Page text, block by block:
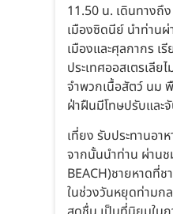
11.50 น. เดินทาง
เมืองซิดนีย์ นำท่าน
เมืองและศุลกากร เ
ประเทศออสเตรเลีย
จำพวกเนื้อสัตว์ นม
ฝ่าฝืนมีโทษปรับและ
เที่ยง รับประทานอ
จากนั้นนำท่าน ผ่าน
BEACH)ชายหาดที่
ในช่วงวันหยุดท่ามก